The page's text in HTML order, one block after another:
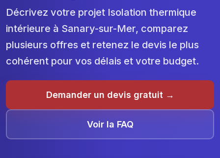
Décrivez votre projet Isolation thermique
intérieure à Sanary-sur-Mer, comparez
plusieurs offres et retenez le devis le plus
cohérent pour vos délais et votre budget.
Demander un devis gratuit →
Voir la FAQ